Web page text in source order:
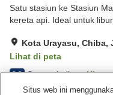
Satu stasiun ke Stasiun
kereta api. Ideal untuk
Kota Urayasu, Chiba,
Lihat di peta
3.9 Sangat baik
Situs web ini